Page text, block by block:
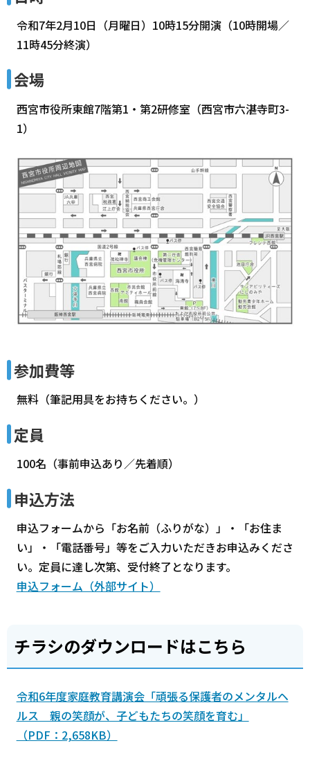
令和7年2月10日（月曜日）10時15分開演（10時開場／
11時45分終演）
会場
西宮市役所東館7階第1・第2研修室（西宮市六湛寺町3-
1）
参加費等
無料（筆記用具をお持ちください。）
定員
100名（事前申込あり／先着順）
申込方法
申込フォームから「お名前（ふりがな）」・「お住ま
い」・「電話番号」等をご入力いただきお申込みくださ
い。定員に達し次第、受付終了となります。
申込フォーム（外部サイト）
チラシのダウンロードはこちら
令和6年度家庭教育講演会「頑張る保護者のメンタルヘ
ルス 親の笑顔が、子どもたちの笑顔を育む」
（PDF：2,658KB）